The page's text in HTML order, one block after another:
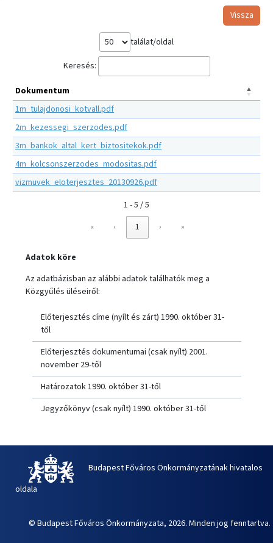
Vissza
találat/oldal
Keresés:
Dokumentum
1m_tulajdonosi_kotvall.pdf
2m_kezessegi_szerzodes.pdf
3m_bankok_altal_kert_biztositekok.pdf
4m_kolcsonszerzodes_modositas.pdf
vizmuvek_eloterjesztes_20130926.pdf
1 - 5 / 5
«
‹ 1 › »
Adatok köre
Az adatbázisban az alábbi adatok találhatók meg a
Közgyűlés üléseiről:
Előterjesztés címe (nyílt és zárt) 1990. október 31-
től
Előterjesztés dokumentumai (csak nyílt) 2001.
november 29-től
Határozatok 1990. október 31-től
Jegyzőkönyv (csak nyílt) 1990. október 31-től
Budapest Főváros Önkormányzatának hivatalos
oldala
© Budapest Főváros Önkormányzata, 2026. Minden jog fenntartva.